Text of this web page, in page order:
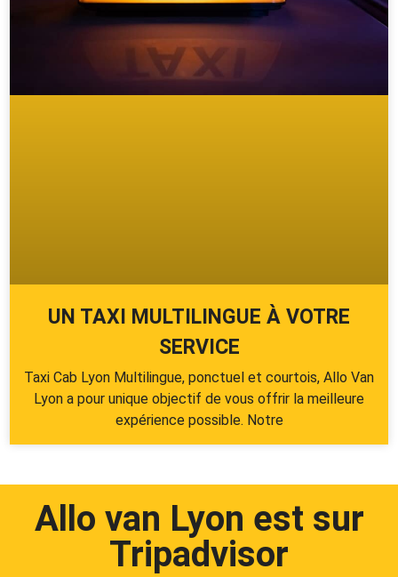
UN TAXI MULTILINGUE À VOTRE
SERVICE
Taxi Cab Lyon Multilingue, ponctuel et courtois, Allo Van
Lyon a pour unique objectif de vous offrir la meilleure
expérience possible. Notre
Allo van Lyon est sur
Tripadvisor